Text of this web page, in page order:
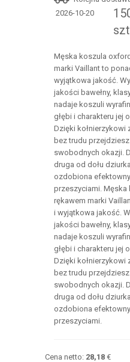
2026-10-20
Męska koszula
marki Vaillant to
wyjątkowa jakość.
jakości bawełny,
nadaje koszuli
głębi i charakteru jej
Dzięki kołnierzykowi
bez trudu
swobodnych okazji.
druga od dołu
ozdobiona
przeszyciami. Męska
rękawem marki
i wyjątkowa jakość.
jakości bawełny,
nadaje koszuli
głębi i charakteru jej
Dzięki kołnierzykowi
bez trudu
swobodnych okazji.
druga od dołu
ozdobiona
przeszyciami.
Cena netto: 28,18€